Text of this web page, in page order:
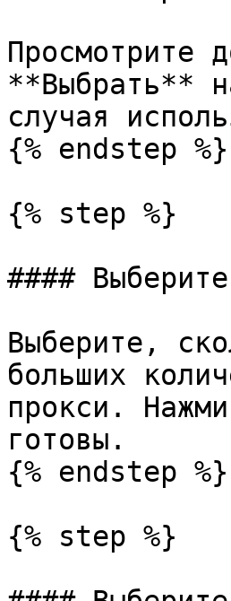
Просмотрите
**Выбрать**
случая
{% endstep %}
{% step %}
####
Выберите,
больших
прокси.
готовы.
{% endstep %}
{% step %}